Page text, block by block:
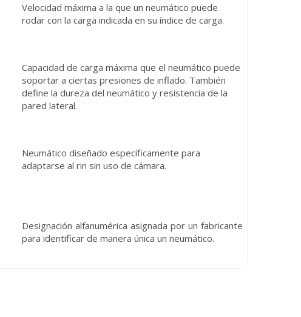
Velocidad máxima a la que un neumático puede
rodar con la carga indicada en su índice de carga.
Capacidad de carga máxima que el neumático puede
soportar a ciertas presiones de inflado. También
define la dureza del neumático y resistencia de la
pared lateral.
Neumático diseñado específicamente para
adaptarse al rin sin uso de cámara.
Designación alfanumérica asignada por un fabricante
para identificar de manera única un neumático.